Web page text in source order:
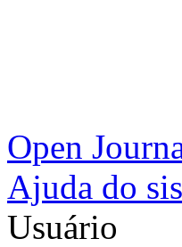
Open
Ajuda do
Usuário